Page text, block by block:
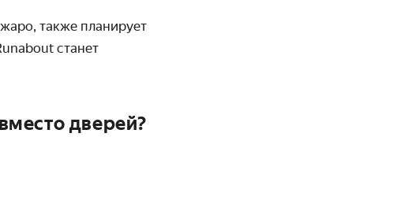
также планирует
станет
дверей?